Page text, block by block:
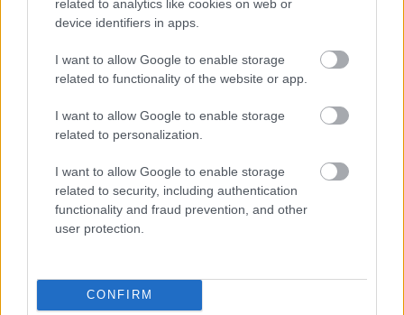
related to analytics like cookies on web or
device identifiers in apps.
I want to allow Google to enable storage
related to functionality of the website or app.
I want to allow Google to enable storage
related to personalization.
I want to allow Google to enable storage
related to security, including authentication
functionality and fraud prevention, and other
user protection.
CONFIRM
Energiaválság: az éjszakai fordulat bizakodásra ad okot
Paks: hétfőn és talán még kedden üzemben tartható